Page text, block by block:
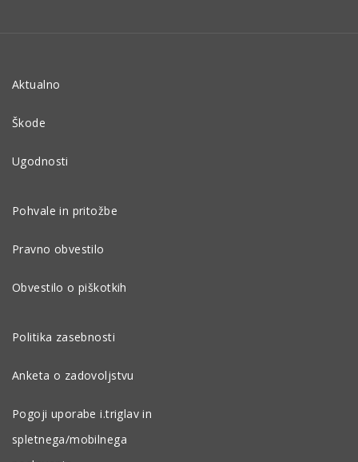
Aktualno
Škode
Ugodnosti
Pohvale in pritožbe
Pravno obvestilo
Obvestilo o piškotkih
Politika zasebnosti
Anketa o zadovoljstvu
Pogoji uporabe i.triglav in
spletnega/mobilnega